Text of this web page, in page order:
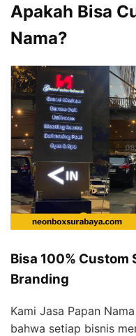
Apakah Bisa
Nama?
Bisa 100% Custom
Branding
Kami Jasa Papan
bahwa setiap bisnis